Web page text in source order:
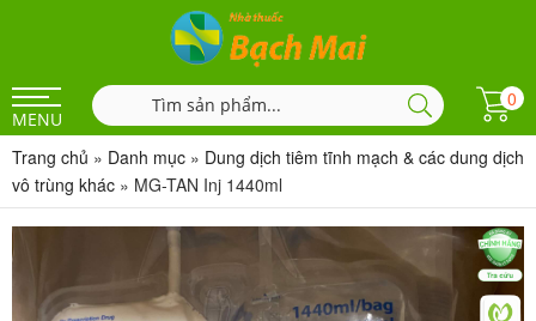
MENU
0
Trang chủ » Danh mục » Dung dịch tiêm tĩnh mạch & các dung dịch
vô trùng khác » MG-TAN Inj 1440ml